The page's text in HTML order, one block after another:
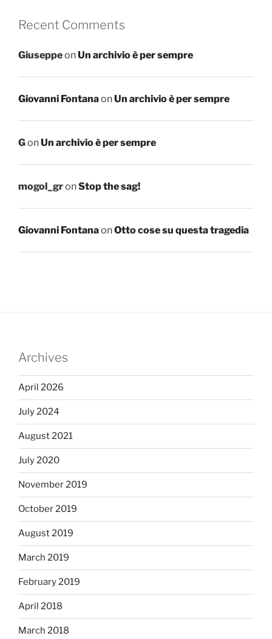
Recent Comments
GiuseppeonUn archivio è per sempre
Giovanni FontanaonUn archivio è per sempre
GonUn archivio è per sempre
mogol_gronStop the sag!
Giovanni FontanaonOtto cose su questa tragedia
Archives
April 2026
July 2024
August 2021
July 2020
November 2019
October 2019
August 2019
March 2019
February 2019
April 2018
March 2018